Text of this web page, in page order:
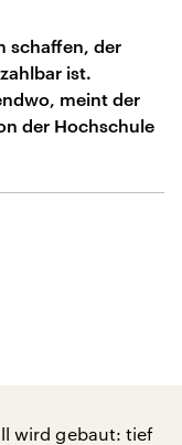
schaffen, der
ist.
meint der
der Hochschule
wird gebaut: tief